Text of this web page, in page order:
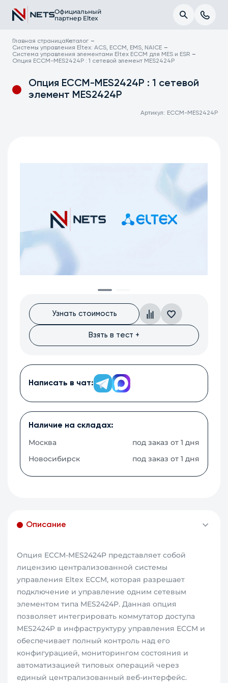
Официальный
партнер Eltex
Главная страница Каталог
Системы управления Eltex: ACS, ECCM, EMS, NAICE
Система управления элементами Eltex ECCM для MES и ESR
Опция ECCM-MES2424P : 1 сетевой элемент MES2424P
Опция ECCM-MES2424P : 1 сетевой
элемент MES2424P
Артикул: ECCM-MES2424P
Узнать стоимость
Взять в тест +
Написать в чат:
Наличие на складах:
Москва
под заказ от 1 дня
Новосибирск
под заказ от 1 дня
Описание
Опция ECCM-MES2424P представляет собой
лицензию централизованной системы
управления Eltex ECCM, которая разрешает
подключение и управление одним сетевым
элементом типа MES2424P. Данная опция
позволяет интегрировать коммутатор доступа
MES2424P в инфраструктуру управления ECCM и
обеспечивает полный контроль над его
конфигурацией, мониторингом состояния и
автоматизацией типовых операций через
единый централизованный веб-интерфейс.